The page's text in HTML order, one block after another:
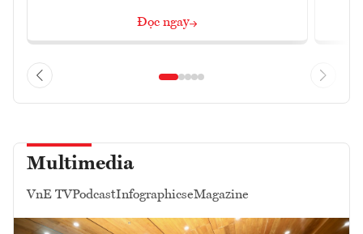
Đọc ngay
Multimedia
VnE TVPodcastInfographicseMagazine